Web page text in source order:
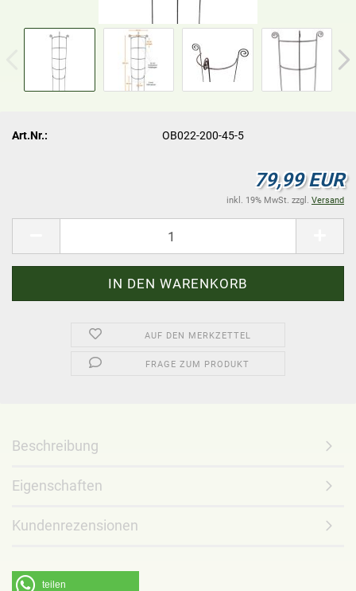
Art.Nr.: OB022-200-45-5
79,99 EUR
inkl. 19% MwSt. zzgl. Versand
AUF DEN MERKZETTEL
FRAGE ZUM PRODUKT
Beschreibung
Eigenschaften
Kundenrezensionen
teilen